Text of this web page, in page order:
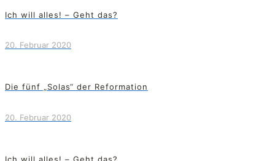
Ich will alles! – Geht das?
20. Februar 2020
Die fünf „Solas“ der Reformation
20. Februar 2020